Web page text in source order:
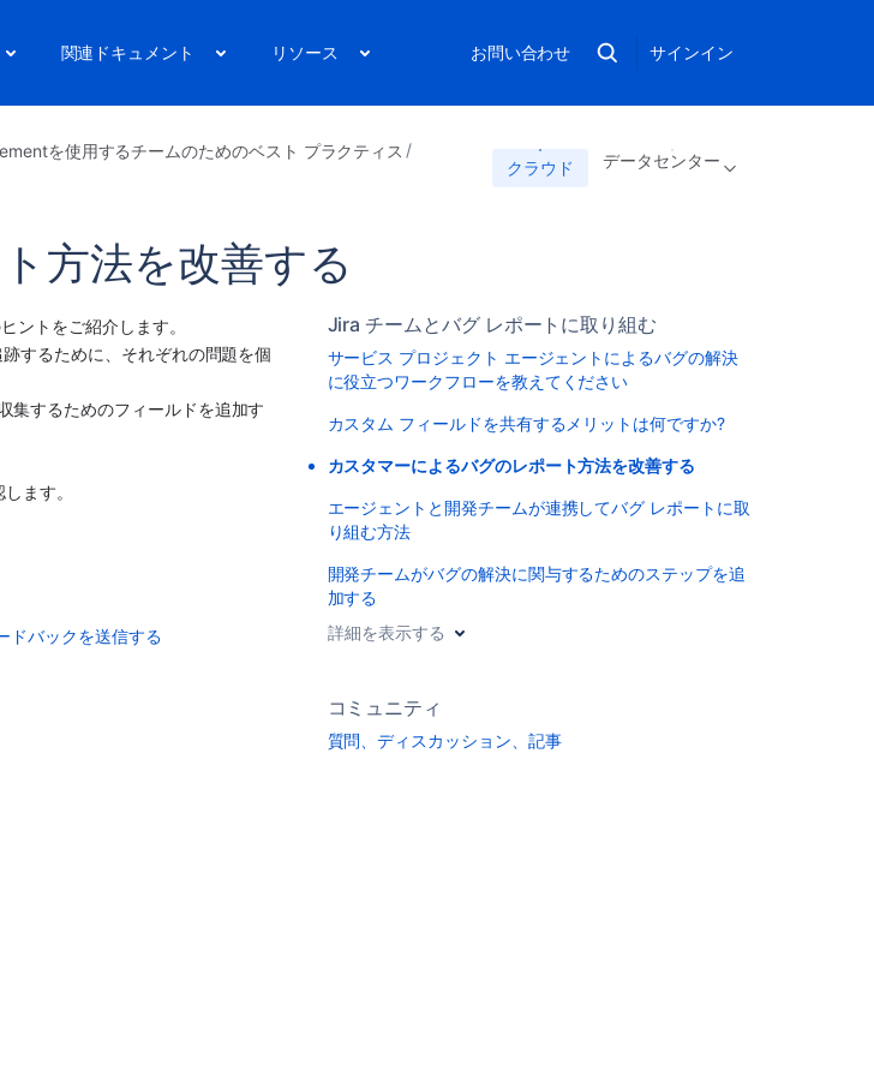
関連ドキュメント リソース お問い合わせ サインイン
を使用するチームのためのベスト プラクティス
クラウド データセンター
方法を改善する
ントをご紹介します。
するために、それぞれの問題を個
集するためのフィールドを追加す
ます。
ドバックを送信する
Jira チームとバグ レポートに取り組む
サービス プロジェクト エージェントによるバグの解決
に役立つワークフローを教えてください
カスタム フィールドを共有するメリットは何ですか?
カスタマーによるバグのレポート方法を改善する
エージェントと開発チームが連携してバグ レポートに取
り組む方法
開発チームがバグの解決に関与するためのステップを追
加する
詳細を表示する
コミュニティ
質問、ディスカッション、記事